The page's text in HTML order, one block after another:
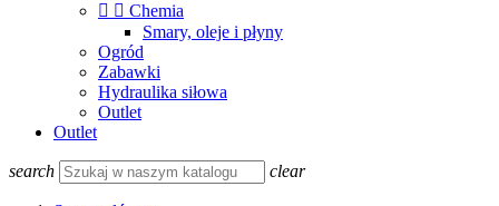
  Chemia
Smary, oleje i płyny
Ogród
Zabawki
Hydraulika siłowa
Outlet
Outlet
search clear